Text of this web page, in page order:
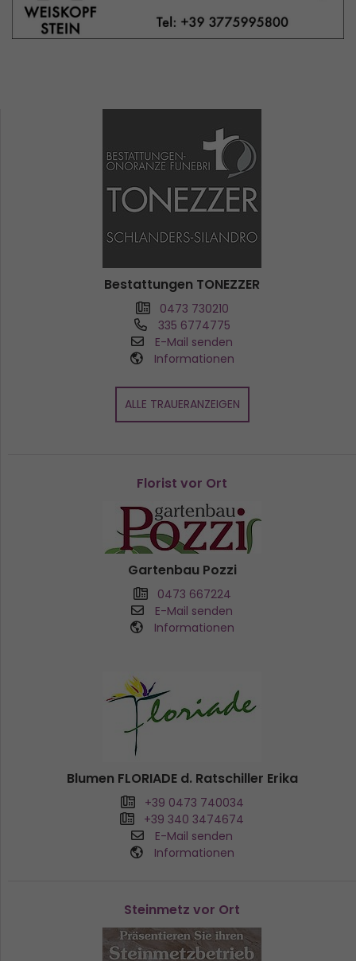
Bestattungen TONEZZER
0473 730210
335 6774775
E-Mail senden
Informationen
ALLE TRAUERANZEIGEN
Florist vor Ort
Gartenbau Pozzi
0473 667224
E-Mail senden
Informationen
Blumen FLORIADE d. Ratschiller Erika
+39 0473 740034
+39 340 3474674
E-Mail senden
Informationen
Steinmetz vor Ort